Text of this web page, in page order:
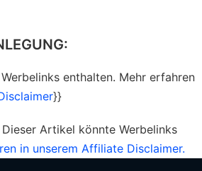
enthalten. Mehr erfahren
}}
Dieser Artikel könnte Werbelinks
in unserem Affiliate Disclaimer.